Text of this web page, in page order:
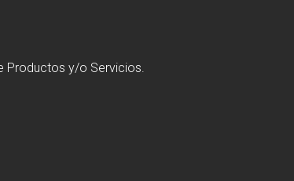
Productos y/o Servicios.